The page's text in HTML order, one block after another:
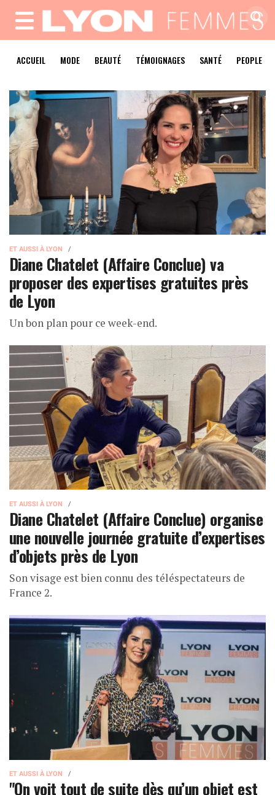
MENU
ACCUEIL MODE BEAUTÉ TÉMOIGNAGES SANTÉ PEOPLE
ET AUSSI À LYON
Diane Chatelet (Affaire Conclue) va
proposer des expertises gratuites près
de Lyon
Un bon plan pour ce week-end.
ET AUSSI À LYON
Diane Chatelet (Affaire Conclue) organise
une nouvelle journée gratuite d’expertises
d’objets près de Lyon
Son visage est bien connu des téléspectateurs de
France 2.
ET AUSSI À LYON
"On voit tout de suite dès qu’un objet est